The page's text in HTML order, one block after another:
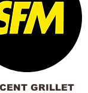
GRILLET